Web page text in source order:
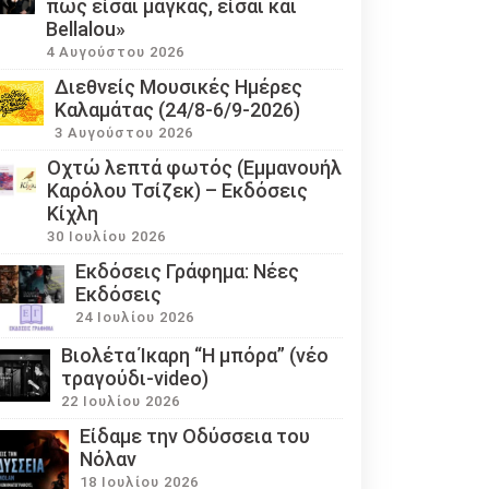
πως είσαι μάγκας, είσαι και
Bellalou»
4 Αυγούστου 2026
Διεθνείς Μουσικές Ημέρες
Καλαμάτας (24/8-6/9-2026)
3 Αυγούστου 2026
Οχτώ λεπτά φωτός (Εμμανουήλ
Καρόλου Τσίζεκ) – Εκδόσεις
Κίχλη
30 Ιουλίου 2026
Εκδόσεις Γράφημα: Νέες
Εκδόσεις
24 Ιουλίου 2026
Βιολέτα Ίκαρη “Η μπόρα” (νέο
τραγούδι-video)
22 Ιουλίου 2026
Eίδαμε την Οδύσσεια του
Νόλαν
18 Ιουλίου 2026